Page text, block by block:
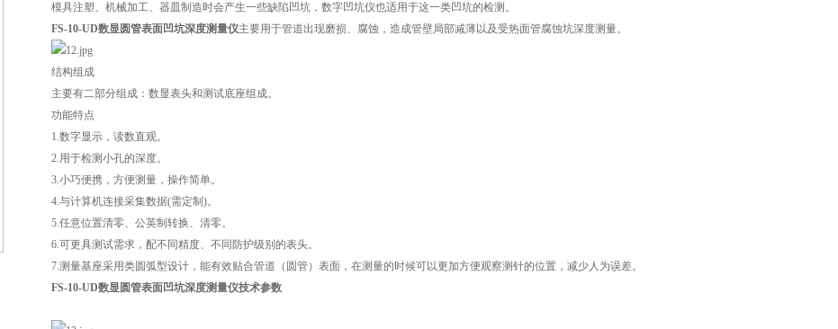
模具注塑、机械加工、器皿制造时会产生一些缺陷凹坑，数字凹坑仪也适用于这一类凹坑的检测。
FS-10-UD数显圆管表面凹坑深度测量仪主要用于管道出现磨损、腐蚀，造成管壁局部减薄以及受热面管腐蚀坑深度测量。
结构组成
主要有二部分组成：数显表头和测试底座组成。
功能特点
1.数字显示，读数直观。
2.用于检测小孔的深度。
3.小巧便携，方便测量，操作简单。
4.与计算机连接采集数据(需定制)。
5.任意位置清零、公英制转换、清零。
6.可更具测试需求，配不同精度、不同防护级别的表头。
7.测量基座采用类圆弧型设计，能有效贴合管道（圆管）表面，在测量的时候可以更加方便观察测针的位置，减少人为误差。
FS-10-UD数显圆管表面凹坑深度测量仪技术参数